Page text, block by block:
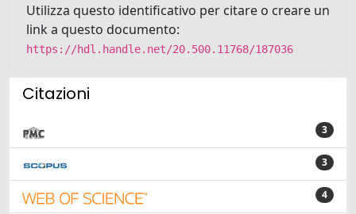
Utilizza questo identificativo per citare o creare un
link a questo documento:
https://hdl.handle.net/20.500.11768/187036
Citazioni
3
3
4